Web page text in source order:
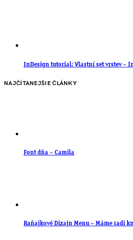
InDesign tutorial: Vlastní set vrstev –
NAJČÍTANEJŠIE ČLÁNKY
Font dňa – Camila
Raňajkové Dizajn Menu – Máme radi